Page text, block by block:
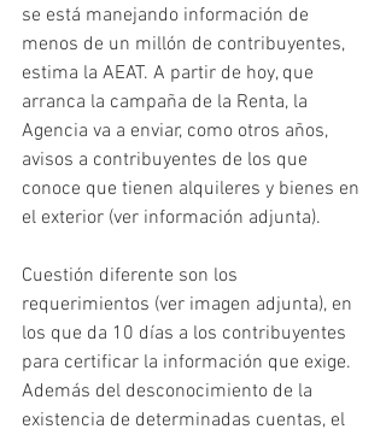
se está manejando información de
menos de un millón de contribuyentes,
estima la AEAT. A partir de hoy, que
arranca la campaña de la Renta, la
Agencia va a enviar, como otros años,
avisos a contribuyentes de los que
conoce que tienen alquileres y bienes en
el exterior (ver información adjunta).
Cuestión diferente son los
requerimientos (ver imagen adjunta), en
los que da 10 días a los contribuyentes
para certificar la información que exige.
Además del desconocimiento de la
existencia de determinadas cuentas, el